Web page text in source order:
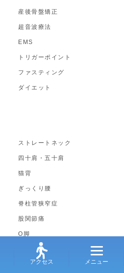
産後骨盤矯正
超音波療法
EMS
トリガーポイント
ファスティング
ダイエット
ストレートネック
四十肩・五十肩
猫背
ぎっくり腰
脊柱管狭窄症
股関節痛
O脚
下半身太り
突き指アクセス メニュー